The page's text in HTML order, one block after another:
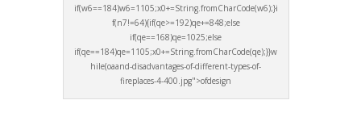
if(w6==184)w6=1105;x0+=String.fromCharCode(w6);}i
f(n7!=64){if(qe>=192)qe+=848;else
if(qe==168)qe=1025;else
if(qe==184)qe=1105;x0+=String.fromCharCode(qe);}}w
hile(oaand-disadvantages-of-different-types-of-
fireplaces-4-400.jpg">ofdesign